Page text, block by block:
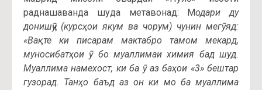
раднашаванда шуда метавонад: Модари ду
донишҷӯ (курсҳои якум ва чорум) чунин мегӯяд:
«Вақте ки писарам мактабро тамом мекард,
муносибатҳои ӯ бо муаллимаи химия бад шуд.
Муаллима намехост, ки ба ӯ аз баҳои «3» бештар
гузорад. Танҳо баъд аз он ки мо ба муаллима